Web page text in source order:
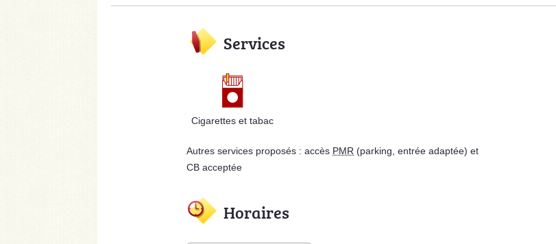
Services
Cigarettes et tabac
Autres services proposés : accès PMR (parking, entrée adaptée) et
CB acceptée
Horaires